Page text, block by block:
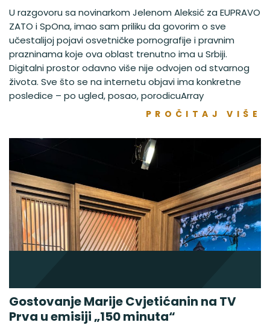
U razgovoru sa novinarkom Jelenom Aleksić za EUPRAVO
ZATO i SpOna, imao sam priliku da govorim o sve
učestalijoj pojavi osvetničke pornografije i pravnim
prazninama koje ova oblast trenutno ima u Srbiji.
Digitalni prostor odavno više nije odvojen od stvarnog
života. Sve što se na internetu objavi ima konkretne
posledice – po ugled, posao, porodicuArray
PROČITAJ VIŠE
Gostovanje Marije Cvjetićanin na TV
Prva u emisiji „150 minuta“